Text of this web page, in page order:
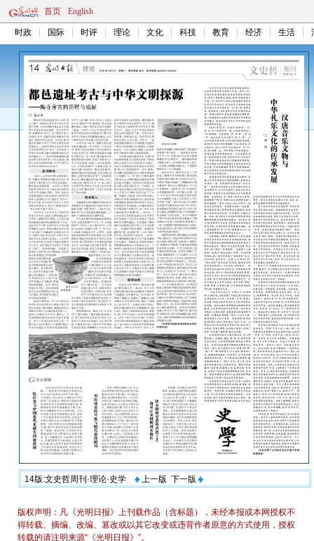
首页 English
时政 国际 时评 理论 文化 科技 教育 经济 生活
14版:文史哲周刊·理论·史学 上一版 下一版